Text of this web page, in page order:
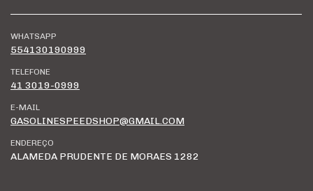
WHATSAPP
554130190999
TELEFONE
41 3019-0999
E-MAIL
GASOLINESPEEDSHOP@GMAIL.COM
ENDEREÇO
ALAMEDA PRUDENTE DE MORAES 1282